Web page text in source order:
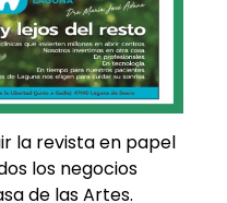
la revista en papel
los negocios
de las Artes.